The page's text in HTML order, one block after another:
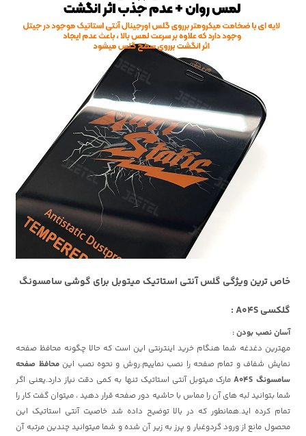
خاص ترین ویژگی گلس آنتی استاتیک میتوبل برای گوشی سامسونگ
گلکسی A04S :
آسان نصب بودن :
مهترین دغدغه شما هنگام خرید اینترنتی این است که حالا چگونه محافظ صفحه
نمایش شفاف و تمام صفحه را نصب نماییم.روش و نحوه نصب اینمحافظ صفحه
سامسونگ A04S
مارک میتوبل آنتی استاتیک تنها به کمی دقت نیاز دارد.یعنی اگر
شما بتوانید لبه های آن را مماس با حاشیه دور صفحه قرار دهید ، میتوان گفت کار را
تمام کرده اید.همانطور که در بالا توضیح داده شد خاصیت آنتی استاتیک این
محصول مانع از ورود گردوغبار و پرز به زیر آن شده و شما میتوانید چندین مرتبه آن